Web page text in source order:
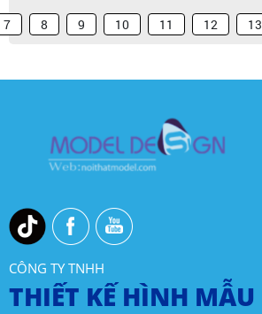
7 8 9 10 11 12 13
CÔNG TY TNHH
THIẾT KẾ HÌNH MẪU